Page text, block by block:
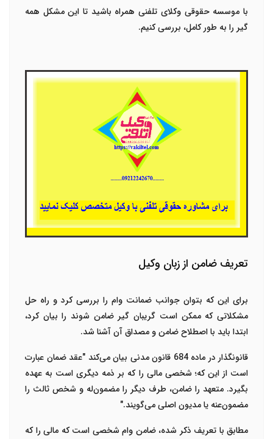
با موسسه حقوقی وکلای تلفنی همراه باشید تا این مشکل همه
گیر را به طور کامل، بررسی کنیم.
تعریف ضامن از زبان وکیل
برای این که بتوان جوانب ضمانت وام را بررسی کرد و راه حل
مشکلاتی که ممکن است گریبان گیر ضامن شوند را بیان کرد،
ابتدا باید با اصطلاح ضامن و مصداق آن آشنا شد.
قانونگذار در ماده 684 قانون مدنی بیان می‌کند
"عقد ضمان عبارت
است از این که؛ شخصی مالی را که بر ذمه دیگری است به عهده
بگیرد. متعهد را ضامن، طرف دیگر را مضمون‌له و شخص ثالث را
مضمون‌عنه یا مدیون اصلی می‌گویند."
مطابق با تعریف ذکر شده، ضامن وام شخصی است که مالی را که